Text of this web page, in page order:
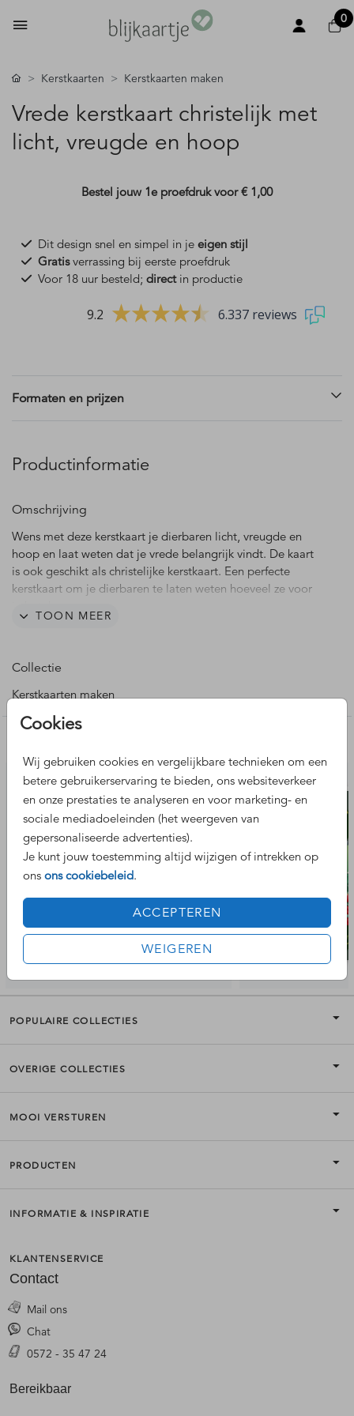
0
Cookies
Wij gebruiken cookies en vergelijkbare technieken om een
betere gebruikerservaring te bieden, ons websiteverkeer
en onze prestaties te analyseren en voor marketing- en
sociale mediadoeleinden (het weergeven van
gepersonaliseerde advertenties).
Je kunt jouw toestemming altijd wijzigen of intrekken op
ons ons cookiebeleid.
ACCEPTEREN
WEIGEREN
Kerstkaarten Kerstkaarten maken
Vrede kerstkaart christelijk met
licht, vreugde en hoop
Bestel jouw 1e proefdruk voor€ 1,00
Dit design snel en simpel in je eigen stijl
Gratisverrassing bij eerste proefdruk
Voor 18 uur besteld; directin productie
9.2 6.337 reviews
Formaten en prijzen
Productinformatie
Omschrijving
Wens met deze kerstkaart je dierbaren licht, vreugde en
hoop en laat weten dat je vrede belangrijk vindt. De kaart
is ook geschikt als christelijke kerstkaart. Een perfecte
kerstkaart om je dierbaren te laten weten hoeveel ze voor
TOON MEER
Collectie
Kerstkaarten maken
POPULAIRE COLLECTIES
OVERIGE COLLECTIES
MOOI VERSTUREN
PRODUCTEN
INFORMATIE & INSPIRATIE
KLANTENSERVICE
Contact
Mail ons
Chat
0572 - 35 47 24
Bereikbaar